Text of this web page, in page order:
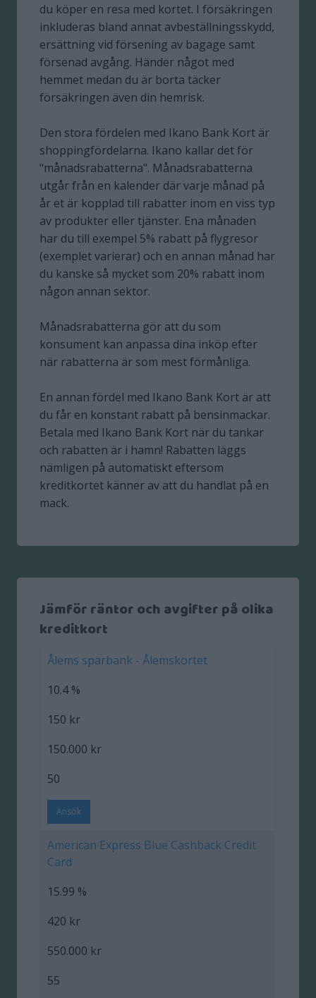
du köper en resa med kortet. I försäkringen
inkluderas bland annat avbeställningsskydd,
ersättning vid försening av bagage samt
försenad avgång. Händer något med
hemmet medan du är borta täcker
försäkringen även din hemrisk.
Den stora fördelen med Ikano Bank Kort är
shoppingfördelarna. Ikano kallar det för
"månadsrabatterna". Månadsrabatterna
utgår från en kalender där varje månad på
år et är kopplad till rabatter inom en viss typ
av produkter eller tjänster. Ena månaden
har du till exempel 5% rabatt på flygresor
(exemplet varierar) och en annan månad har
du kanske så mycket som 20% rabatt inom
någon annan sektor.
Månadsrabatterna gör att du som
konsument kan anpassa dina inköp efter
när rabatterna är som mest förmånliga.
En annan fördel med Ikano Bank Kort är att
du får en konstant rabatt på bensinmackar.
Betala med Ikano Bank Kort när du tankar
och rabatten är i hamn! Rabatten läggs
nämligen på automatiskt eftersom
kreditkortet känner av att du handlat på en
mack.
Jämför räntor och avgifter på olika
kreditkort
Ålems sparbank - Ålemskortet
10.4 %
150 kr
150.000 kr
50
Ansök
American Express Blue Cashback Credit
Card
15.99 %
420 kr
550.000 kr
55